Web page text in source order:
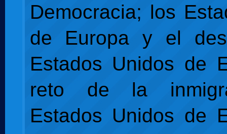
Democracia; los
de Europa y el
Estados Unidos de
reto de la
Estados Unidos de